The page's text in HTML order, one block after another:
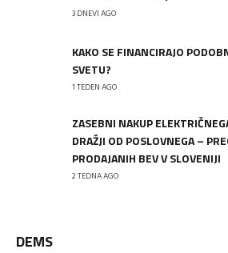
3 DNEVI AGO
KAKO SE FINANCIRAJO
SVETU?
1 TEDEN AGO
ZASEBNI NAKUP
DRAŽJI OD POSLOVNEGA –
PRODAJANIH BEV V SLOVENIJI
2 TEDNA AGO
DEMS